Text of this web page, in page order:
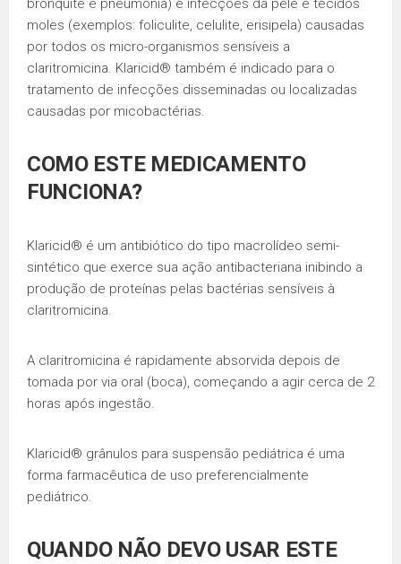
bronquite e pneumonia) e infecções da pele e tecidos
moles (exemplos: foliculite, celulite, erisipela) causadas
por todos os micro-organismos sensíveis a
claritromicina. Klaricid® também é indicado para o
tratamento de infecções disseminadas ou localizadas
causadas por micobactérias.
COMO ESTE MEDICAMENTO
FUNCIONA?
Klaricid® é um antibiótico do tipo macrolídeo semi-
sintético que exerce sua ação antibacteriana inibindo a
produção de proteínas pelas bactérias sensíveis à
claritromicina.
A claritromicina é rapidamente absorvida depois de
tomada por via oral (boca), começando a agir cerca de 2
horas após ingestão.
Klaricid® grânulos para suspensão pediátrica é uma
forma farmacêutica de uso preferencialmente
pediátrico.
QUANDO NÃO DEVO USAR ESTE